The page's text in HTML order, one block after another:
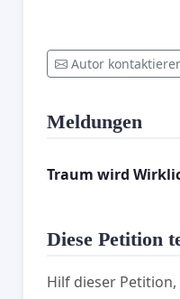
Manuela Straub
Autor
Meldungen
Traum wird
Diese Petition
Hilf dieser